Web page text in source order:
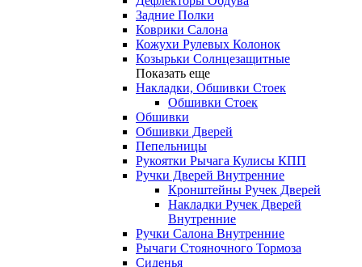
Задние Полки
Коврики Салона
Кожухи Рулевых Колонок
Козырьки Солнцезащитные
Показать еще
Накладки, Обшивки Стоек
Обшивки Стоек
Обшивки
Обшивки Дверей
Пепельницы
Рукоятки Рычага Кулисы КПП
Ручки Дверей Внутренние
Кронштейны Ручек Дверей
Накладки Ручек Дверей
Внутренние
Ручки Салона Внутренние
Рычаги Стояночного Тормоза
Сиденья